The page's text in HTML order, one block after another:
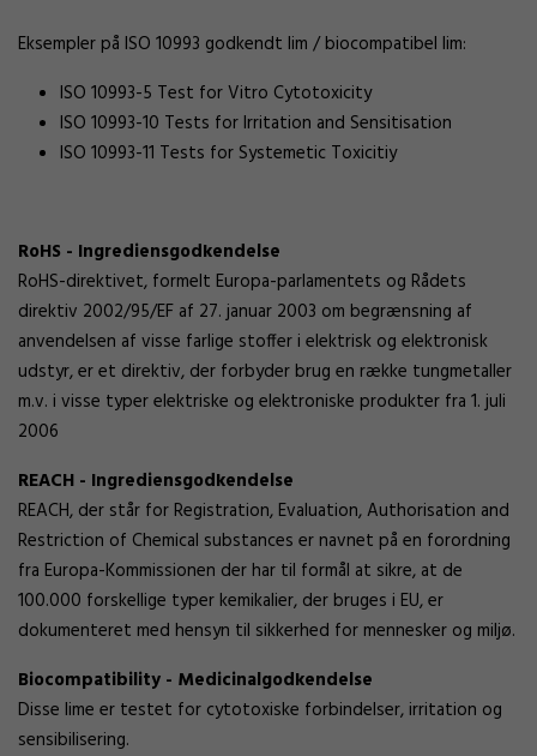
Eksempler på ISO 10993 godkendt lim / biocompatibel lim:
ISO 10993-5 Test for Vitro Cytotoxicity
ISO 10993-10 Tests for Irritation and Sensitisation
ISO 10993-11 Tests for Systemetic Toxicitiy
RoHS - Ingrediensgodkendelse
RoHS-direktivet, formelt Europa-parlamentets og Rådets
direktiv 2002/95/EF af 27. januar 2003 om begrænsning af
anvendelsen af visse farlige stoffer i elektrisk og elektronisk
udstyr, er et direktiv, der forbyder brug en række tungmetaller
m.v. i visse typer elektriske og elektroniske produkter fra 1. juli
2006
REACH - Ingrediensgodkendelse
REACH, der står for Registration, Evaluation, Authorisation and
Restriction of Chemical substances er navnet på en forordning
fra Europa-Kommissionen der har til formål at sikre, at de
100.000 forskellige typer kemikalier, der bruges i EU, er
dokumenteret med hensyn til sikkerhed for mennesker og miljø.
Biocompatibility - Medicinalgodkendelse
Disse lime er testet for cytotoxiske forbindelser, irritation og
sensibilisering.